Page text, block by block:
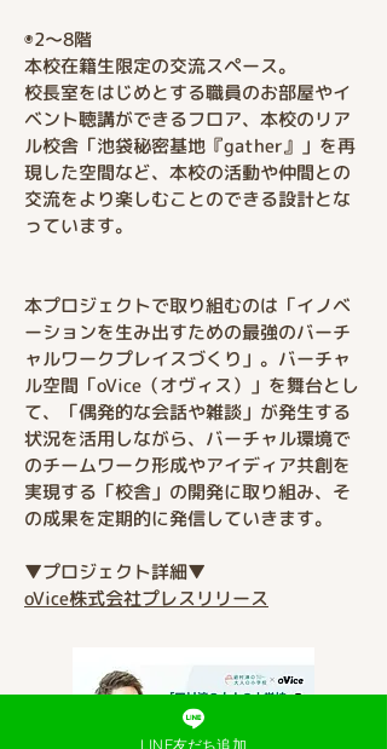
◉2〜8階
本校在籍生限定の交流スペース。
校長室をはじめとする職員のお部屋やイ
ベント聴講ができるフロア、本校のリア
ル校舎「池袋秘密基地『gather』」を再
現した空間など、本校の活動や仲間との
交流をより楽しむことのできる設計とな
っています。
本プロジェクトで取り組むのは「イノベ
ーションを生み出すための最強のバーチ
ャルワークプレイスづくり」。バーチャ
ル空間「oVice（オヴィス）」を舞台とし
て、「偶発的な会話や雑談」が発生する
状況を活用しながら、バーチャル環境で
のチームワーク形成やアイディア共創を
実現する「校舎」の開発に取り組み、そ
の成果を定期的に発信していきます。
▼プロジェクト詳細▼
oVice株式会社プレスリリース
LINE友だち追加